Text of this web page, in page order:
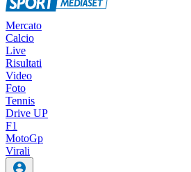
Mercato
Calcio
Live
Risultati
Video
Foto
Tennis
Drive UP
F1
MotoGp
Virali